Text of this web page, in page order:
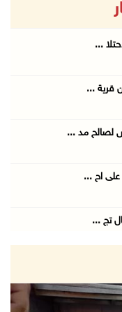
...
قرية ...
لصالح مد ...
على اح ...
تج ...
...